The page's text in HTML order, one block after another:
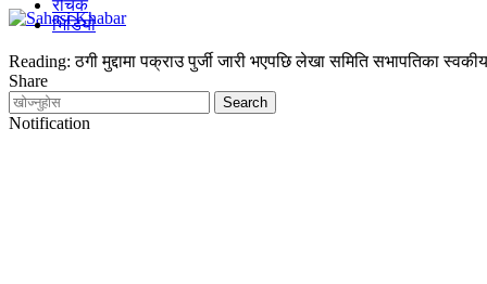
रोचक
भिडियो
Reading: ठगी मुद्दामा पक्राउ पुर्जी जारी भएपछि लेखा समिति सभापतिका
Share
Notification